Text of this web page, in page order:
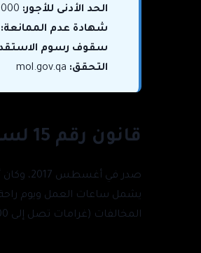
الحد الأدنى للأجور:
شهادة عدم الممانعة:
سقوف رسوم
التحقق:
قانون رقم 15 لسنة 2017 — الأساس
صدر في
يشمل ساعات العمل ويوم راحة
المخالفات (غرامات تصل إلى 10,000 ريال). كما تصدر وزارة العمل عقد عمل موحّداً يجب توظيف كل عاملة منزلية بموجبه.